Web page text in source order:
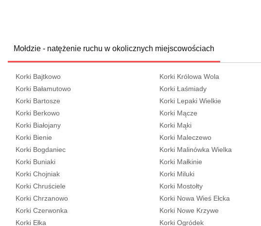
Mołdzie - natężenie ruchu w okolicznych miejscowościach
Korki Bajtkowo
Korki Bałamutowo
Korki Bartosze
Korki Berkowo
Korki Białojany
Korki Bienie
Korki Bogdaniec
Korki Buniaki
Korki Chojniak
Korki Chruściele
Korki Chrzanowo
Korki Czerwonka
Korki Ełka
Korki Królowa Wola
Korki Łaśmiady
Korki Lepaki Wielkie
Korki Mącze
Korki Mąki
Korki Maleczewo
Korki Malinówka Wielka
Korki Małkinie
Korki Miluki
Korki Mostołty
Korki Nowa Wieś Ełcka
Korki Nowe Krzywe
Korki Ogródek